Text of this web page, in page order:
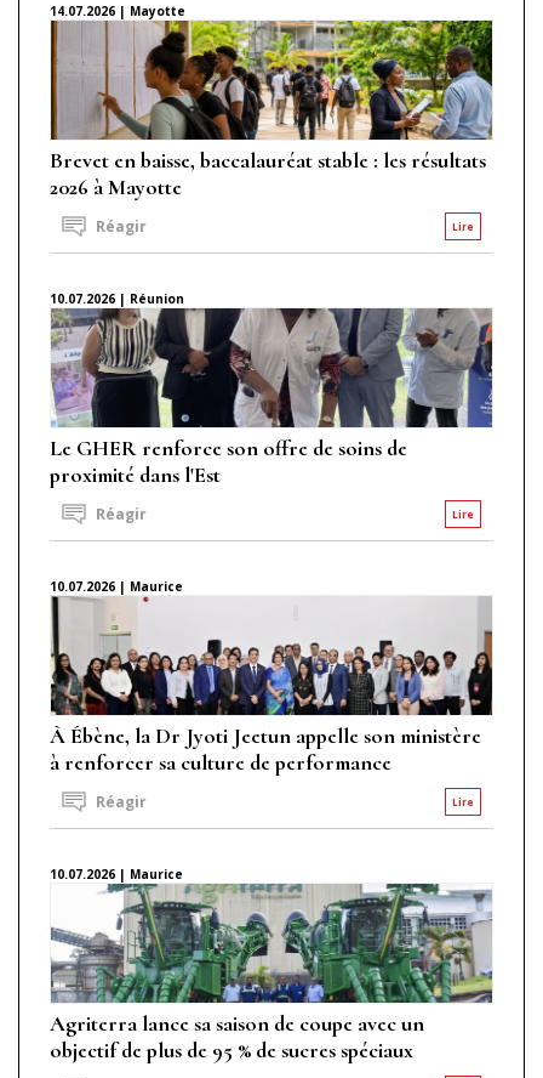
14.07.2026 | Mayotte
Brevet en baisse, baccalauréat stable : les résultats
2026 à Mayotte
Lire
Réagir
10.07.2026 | Réunion
Le GHER renforce son offre de soins de
proximité dans l'Est
Lire
Réagir
10.07.2026 | Maurice
À Ébène, la Dr Jyoti Jeetun appelle son ministère
à renforcer sa culture de performance
Lire
Réagir
10.07.2026 | Maurice
Agriterra lance sa saison de coupe avec un
objectif de plus de 95 % de sucres spéciaux